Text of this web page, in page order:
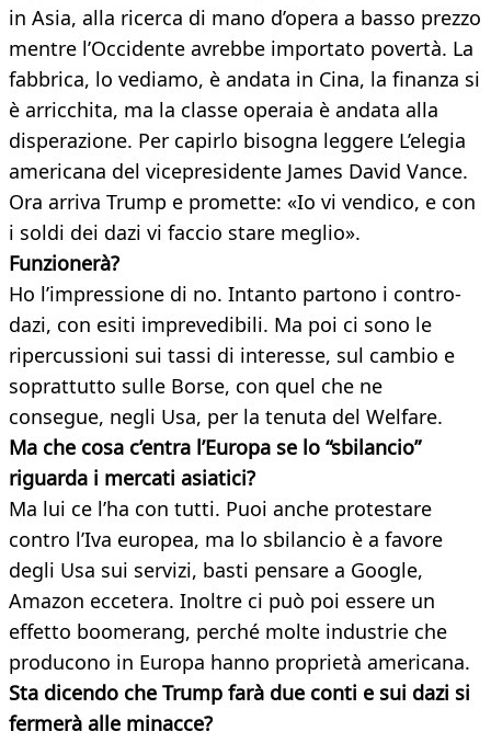
in Asia, alla ricerca di mano d’opera a basso prezzo
mentre l’Occidente avrebbe importato povertà. La
fabbrica, lo vediamo, è andata in Cina, la finanza si
è arricchita, ma la classe operaia è andata alla
disperazione. Per capirlo bisogna leggere L’elegia
americana del vicepresidente James David Vance.
Ora arriva Trump e promette: «Io vi vendico, e con
i soldi dei dazi vi faccio stare meglio».
Funzionerà?
Ho l’impressione di no. Intanto partono i contro-
dazi, con esiti imprevedibili. Ma poi ci sono le
ripercussioni sui tassi di interesse, sul cambio e
soprattutto sulle Borse, con quel che ne
consegue, negli Usa, per la tenuta del Welfare.
Ma che cosa c’entra l’Europa se lo “sbilancio”
riguarda i mercati asiatici?
Ma lui ce l’ha con tutti. Puoi anche protestare
contro l’Iva europea, ma lo sbilancio è a favore
degli Usa sui servizi, basti pensare a Google,
Amazon eccetera. Inoltre ci può poi essere un
effetto boomerang, perché molte industrie che
producono in Europa hanno proprietà americana.
Sta dicendo che Trump farà due conti e sui dazi si
fermerà alle minacce?